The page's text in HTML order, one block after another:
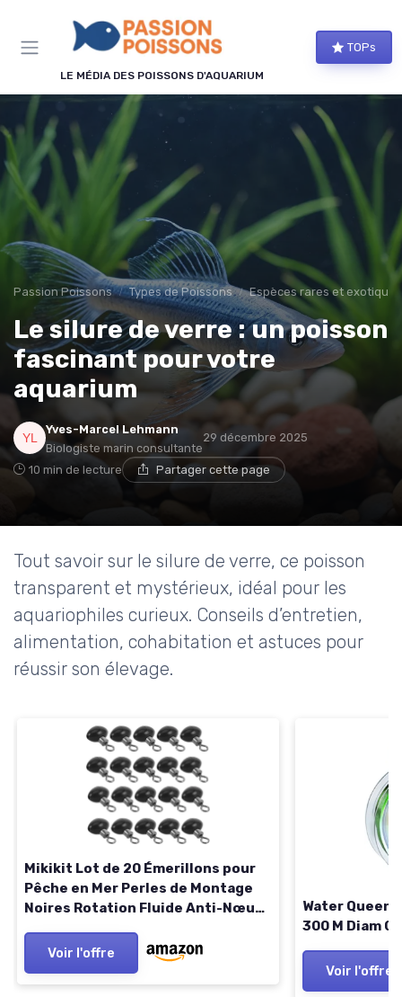
LE MÉDIA DES POISSONS D'AQUARIUM
TOPs
Passion Poissons Types de Poissons Espèces rares et exotiques
Le silure de verre : un poisson
fascinant pour votre
aquarium
Yves-Marcel Lehmann
Biologiste marin consultante
29 décembre 2025
10 min de lecture Partager cette page
Tout savoir sur le silure de verre, ce poisson
transparent et mystérieux, idéal pour les
aquariophiles curieux. Conseils d’entretien,
alimentation, cohabitation et astuces pour
réussir son élevage.
Mikikit Lot de 20 Émerillons pour
Pêche en Mer Perles de Montage
Noires Rotation Fluide Anti-Nœud
L’Abrasion pour Leurres Silure
Accessoires Légers pour
Voir l'offre
Water Queen
300 M Diam
Voir l'offre